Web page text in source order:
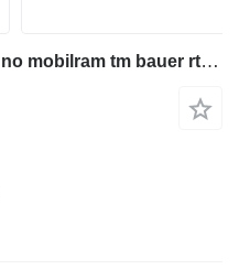
ABI ABI RE 8000 (O&K RH6) no mobilram tm bauer rtg rg bg 19 16 14